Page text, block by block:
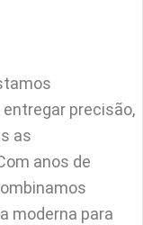
precisão,
as
anos de
moderna para